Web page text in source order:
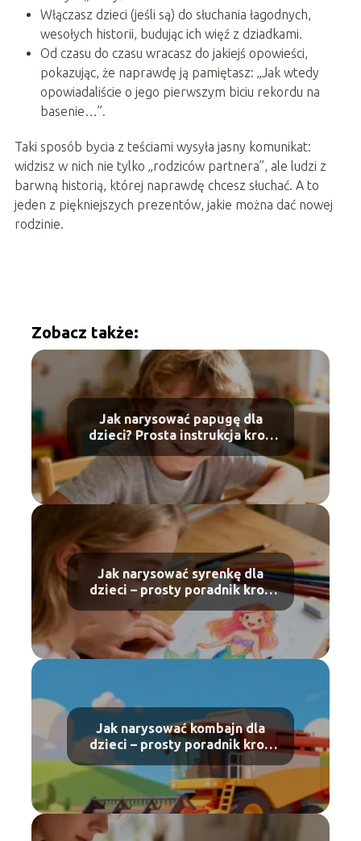
Włączasz dzieci (jeśli są) do słuchania łagodnych,
wesołych historii, budując ich więź z dziadkami.
Od czasu do czasu wracasz do jakiejś opowieści,
pokazując, że naprawdę ją pamiętasz: „Jak wtedy
opowiadaliście o jego pierwszym biciu rekordu na
basenie…”.
Taki sposób bycia z teściami wysyła jasny komunikat:
widzisz w nich nie tylko „rodziców partnera”, ale ludzi z
barwną historią, której naprawdę chcesz słuchać. A to
jeden z piękniejszych prezentów, jakie można dać nowej
rodzinie.
Zobacz także:
Jak narysować papugę dla
dzieci? Prosta instrukcja krok
po kroku
Jak narysować syrenkę dla
dzieci – prosty poradnik krok
po kroku
Jak narysować kombajn dla
dzieci – prosty poradnik krok
po kroku